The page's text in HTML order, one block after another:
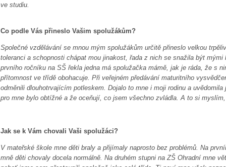
ve studiu.
Co podle Vás přineslo Vašim spolužákům?
Společné vzdělávání se mnou mým spolužákům určitě přineslo velkou
toleranci a schopnosti chápat mou jinakost, řada z nich se snažila být mými
prvního ročníku na SŠ řekla jedna má spolužačka mámě, jak je ráda, že s
přítomnost ve třídě obohacuje. Při veřejném předávání maturitního
odměnili dlouhotrvajícím potleskem. Dojalo to mne i moji rodinu a
pro mne bylo obtížné a že oceňují, co jsem všechno zvládla. A to si
Jak se k Vám chovali Vaši spolužáci?
V mateřské škole mne děti braly a přijímaly naprosto bez problémů. Na
mně děti chovaly docela normálně. Na druhém stupni na ZŠ Ohradní mne